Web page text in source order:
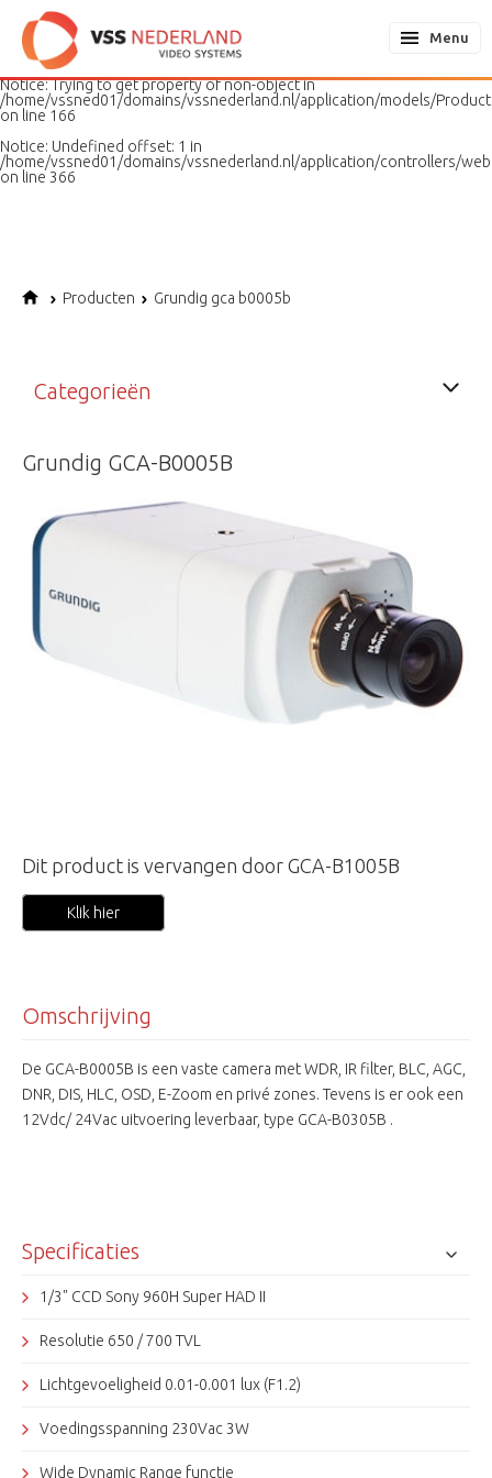
Notice: Undefined variable: page in
/home/vssned01/domains/vssnederland.nl/application/models/
on line
187
Notice: Trying to get property of non-object in
/home/vssned01/domains/vssnederland.nl/application/models/
on line 166
Notice: Undefined offset: 1 in
/home/vssned01/domains/vssnederland.nl/application/controllers/
on line 366
Menu
Producten Grundig gca b0005b
Categorieën
Grundig GCA-B0005B
Dit product is vervangen door GCA-B1005B
Klik hier
Omschrijving
De GCA-B0005B is een vaste camera met WDR, IR filter, BLC, AGC,
DNR, DIS, HLC, OSD, E-Zoom en privé zones. Tevens is er ook een
12Vdc/ 24Vac uitvoering leverbaar, type GCA-B0305B .
Specificaties
1/3" CCD Sony 960H Super HAD II
Resolutie 650 / 700 TVL
Lichtgevoeligheid 0.01-0.001 lux (F1.2)
Voedingsspanning 230Vac 3W
Wide Dynamic Range functie